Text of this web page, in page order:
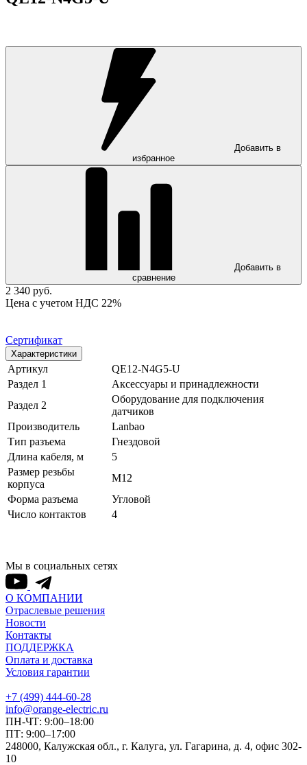
Добавить в
избранное
Добавить в
сравнение
2 340 руб.
Цена с учетом НДС 22%
Сертификат
Характеристики
Артикул
QE12-N4G5-U
Раздел 1
Аксессуары и принадлежности
Раздел 2
Оборудование для подключения
датчиков
Производитель
Lanbao
Тип разъема
Гнездовой
Длина кабеля, м
5
Размер резьбы
корпуса
M12
Форма разъема
Угловой
Число контактов
4
Мы в социальных сетях
О КОМПАНИИ
Отраслевые решения
Новости
Контакты
ПОДДЕРЖКА
Оплата и доставка
Условия гарантии
+7 (499) 444-60-28
info@orange-electric.ru
ПН-ЧТ: 9:00–18:00
ПТ: 9:00–17:00
248000, Калужская обл., г. Калуга, ул. Гагарина, д. 4, офис 302-
10